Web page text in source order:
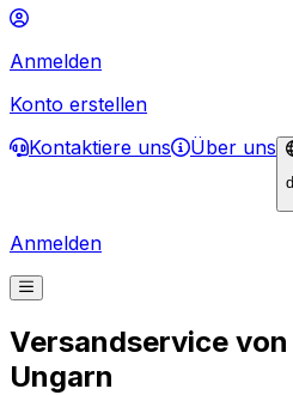
Anmelden
Konto erstellen
Kontaktiere uns
Über uns
Anmelden
Versandservice
Ungarn